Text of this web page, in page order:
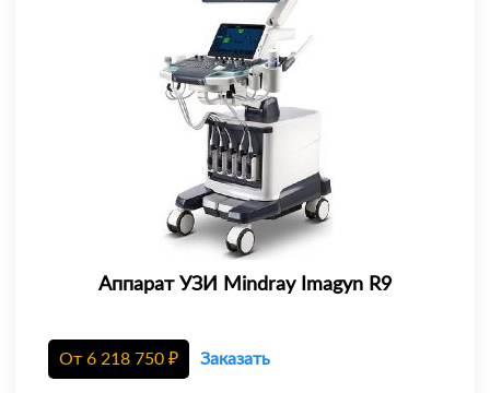
Аппарат УЗИ Mindray Imagyn R9
От 6 218 750 ₽ Заказать